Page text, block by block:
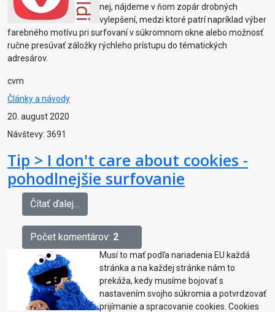
nej, nájdeme v ňom zopár drobných
vylepšení, medzi ktoré patrí napríklad výber
farebného motívu pri surfovaní v súkromnom okne alebo možnosť
ručne presúvať záložky rýchleho prístupu do tématických
adresárov.
cvm
Články a návody
20. august 2020
Návštevy: 3691
Tip > I don't care about cookies -
pohodlnejšie surfovanie
Čítať ďalej…
Počet komentárov: 2
Musí to mať podľa nariadenia EU každá
stránka a na každej stránke nám to
prekáža, kedy musíme bojovať s
nastavením svojho súkromia a potvrdzovať
prijímanie a spracovanie cookies. Cookies